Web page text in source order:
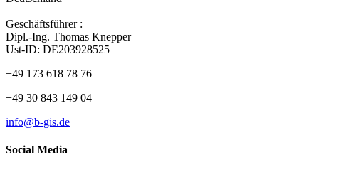
Geschäftsführer :
Dipl.-Ing. Thomas Knepper
Ust-ID: DE203928525
+49 173 618 78 76
+49 30 843 149 04
info@b-gis.de
Social Media